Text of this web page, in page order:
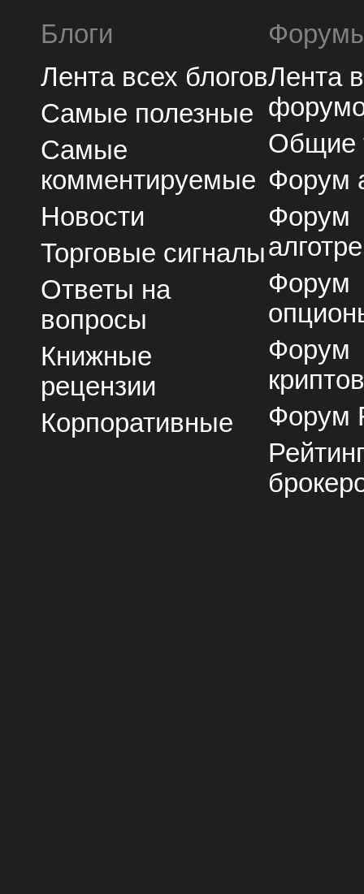
Блоги
Лента всех блогов
Самые полезные
Самые
комментируемые
Новости
Торговые сигналы
Ответы на
вопросы
Книжные
рецензии
Корпоративные
Лента
Общие
Форум
Форум
Форум
Форум
Форум